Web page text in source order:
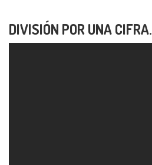
DIVISIÓN POR UNA CIFRA.